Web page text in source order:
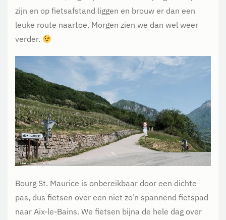
zijn en op fietsafstand liggen en brouw er dan een
leuke route naartoe. Morgen zien we dan wel weer
verder.
Bourg St. Maurice is onbereikbaar door een dichte
pas, dus fietsen over een niet zo’n spannend fietspad
naar Aix-le-Bains. We fietsen bijna de hele dag over